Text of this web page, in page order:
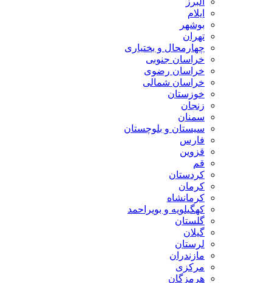
ایلام
بوشهر
تهران
چهارمحال و بختیاری
خراسان جنوبی
خراسان رضوی
خراسان شمالی
خوزستان
زنجان
سمنان
سیستان و بلوچستان
فارس
قزوین
قم
کردستان
کرمان
کرمانشاه
کهگیلویه و بویراحمد
گلستان
گیلان
لرستان
مازندران
مرکزی
هرمزگان